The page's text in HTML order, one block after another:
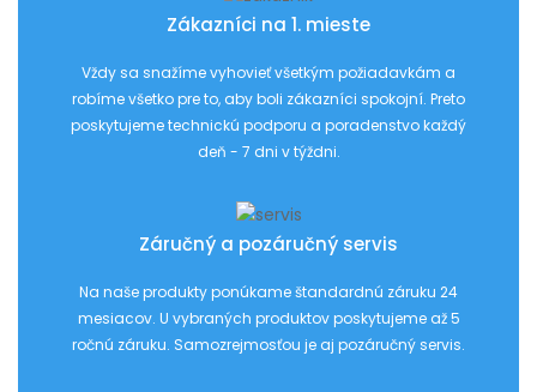
Zákazníci na 1. mieste
Vždy sa snažíme vyhovieť všetkým požiadavkám a
robíme všetko pre to, aby boli zákazníci spokojní. Preto
poskytujeme technickú podporu a poradenstvo každý
deň - 7 dni v týždni.
Záručný a pozáručný servis
Na naše produkty ponúkame štandardnú záruku 24
mesiacov. U vybraných produktov poskytujeme až 5
ročnú záruku. Samozrejmosťou je aj pozáručný servis.